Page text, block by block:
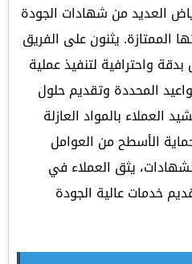
العديد من شهادات الجودة
الممتازة. يثنون على الفريق
واحترافية لتنفيذ عملية
المحددة وتقديم حلول
العملاء بالمواد العازلة
الأسطح من العوامل
يثق العملاء في
خدمات عالية الجودة